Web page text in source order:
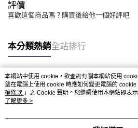
評價
喜歡這個商品嗎？購買後給他一個好評吧
本分類熱銷全站排行
熱門標籤
本網站中使用 cookie，欲查詢有關本網站使用
望在電腦上使用 cookie 時應如何變更電腦的 cookie
權條款 」之 Cookie 聲明。您繼續使用本網站即表
用條款之 Cookie 聲明使用 cookie。
了解更多 >